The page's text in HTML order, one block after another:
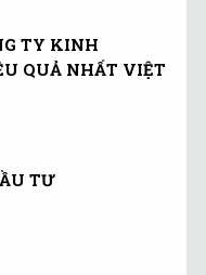
TY KINH
QUẢ NHẤT VIỆT
TƯ